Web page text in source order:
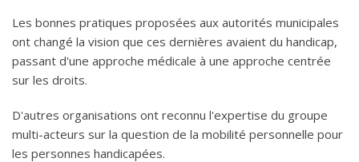
Les bonnes pratiques proposées aux autorités municipales
ont changé la vision que ces dernières avaient du handicap,
passant d'une approche médicale à une approche centrée
sur les droits.
D'autres organisations ont reconnu l'expertise du groupe
multi-acteurs sur la question de la mobilité personnelle pour
les personnes handicapées.